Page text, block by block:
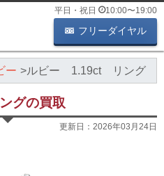
平日・祝日 10:00〜19:00
フリーダイヤル
ー ルビー 1.19ct リング
グの買取
更新日： 2026年03月24日